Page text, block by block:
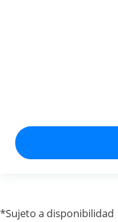
*Sujeto a disponibilidad